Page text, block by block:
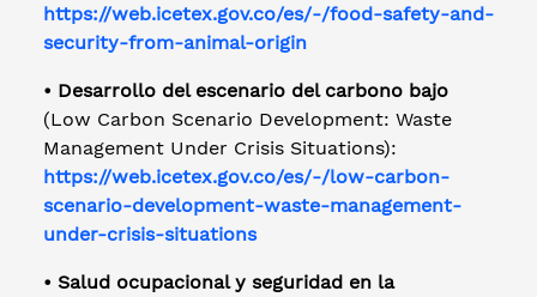
https://web.icetex.gov.co/es/-/food-safety-and-
security-from-animal-origin
• Desarrollo del escenario del carbono bajo
(Low Carbon Scenario Development: Waste
Management Under Crisis Situations):
https://web.icetex.gov.co/es/-/low-carbon-
scenario-development-waste-management-
under-crisis-situations
• Salud ocupacional y seguridad en la